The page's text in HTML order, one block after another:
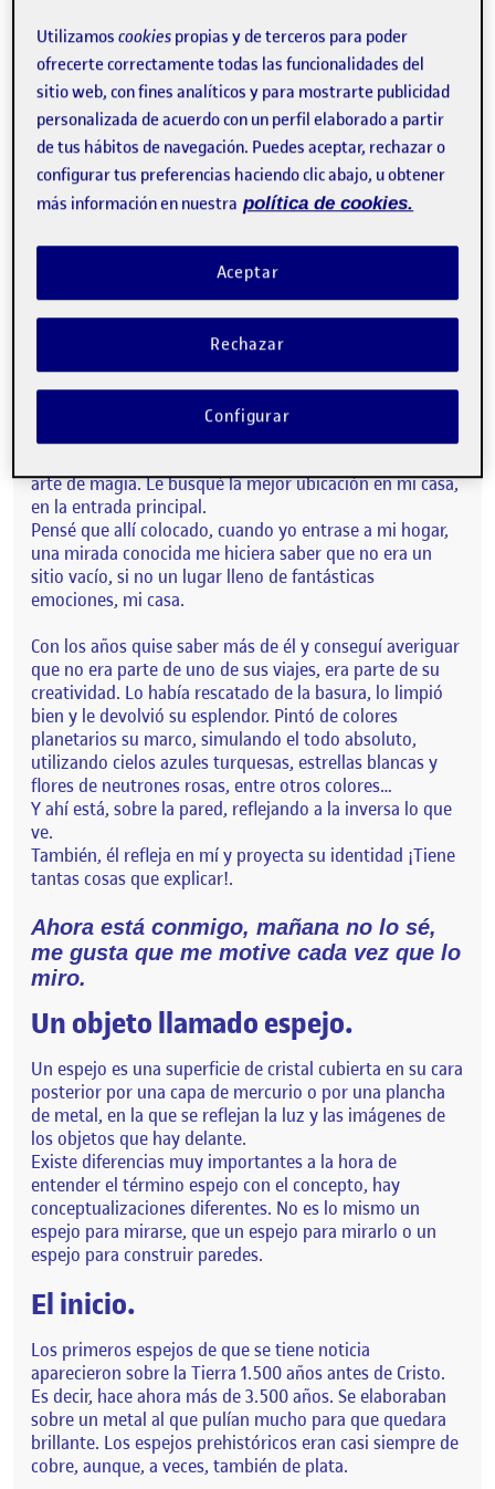
El espejo de mi “Tita”
En mis años de adolescencia, visitaba frecuentemente a
mi “Tita” en Barcelona. Ella siempre me enseñaba
objetos que iba comprando en sus viajes. Toda su casa
era un museo compactado. Entre todos sus ellos, había
espejo ovalado lleno de colores llamativos.
Me enamoré de él con solo verlo, y a él también le gusté
:)
Su forma ovalada, me recuerda el universo con sus
galaxias, y esas esquinas en forma de pétalos de flores
que quiere empezar a navegar y expandirse a gran
velocidad. Sus colores como si del nacimiento de una
nebulosa se tratase. Cuantas cosas sabes, y cuantas
puedes reflejas.
arte de magia. Le busqué la mejor ubicación en mi casa,
en la entrada principal.
Pensé que allí colocado, cuando yo entrase a mi hogar,
una mirada conocida me hiciera saber que no era un
sitio vacío, si no un lugar lleno de fantásticas
emociones, mi casa.
Con los años quise saber más de él y conseguí averiguar
que no era parte de uno de sus viajes, era parte de su
creatividad. Lo había rescatado de la basura, lo limpió
bien y le devolvió su esplendor. Pintó de colores
planetarios su marco, simulando el todo absoluto,
utilizando cielos azules turquesas, estrellas blancas y
flores de neutrones rosas, entre otros colores…
Y ahí está, sobre la pared, reflejando a la inversa lo que
ve.
También, él refleja en mí y proyecta su identidad ¡Tiene
tantas cosas que explicar!.
Ahora está conmigo, mañana no lo sé,
me gusta que me motive cada vez que lo
miro.
Un objeto llamado espejo.
Un espejo es una superficie de cristal cubierta en su cara
posterior por una capa de mercurio o por una plancha
de metal, en la que se reflejan la luz y las imágenes de
los objetos que hay delante.
Existe diferencias muy importantes a la hora de
entender el término espejo con el concepto, hay
conceptualizaciones diferentes. No es lo mismo un
espejo para mirarse, que un espejo para mirarlo o un
espejo para construir paredes.
El inicio.
Los primeros espejos de que se tiene noticia
aparecieron sobre la Tierra 1.500 años antes de Cristo.
Es decir, hace ahora más de 3.500 años. Se elaboraban
sobre un metal al que pulían mucho para que quedara
brillante. Los espejos prehistóricos eran casi siempre de
cobre, aunque, a veces, también de plata.
Utilizamoscookies propias y de terceros para poder
ofrecerte correctamente todas las funcionalidades del
sitio web, con fines analíticos y para mostrarte publicidad
personalizada de acuerdo con un perfil elaborado a partir
de tus hábitos de navegación. Puedes aceptar, rechazar o
configurar tus preferencias haciendo clic abajo, u obtener
más información en nuestra política de cookies.
Rechazar
Aceptar
Configurar